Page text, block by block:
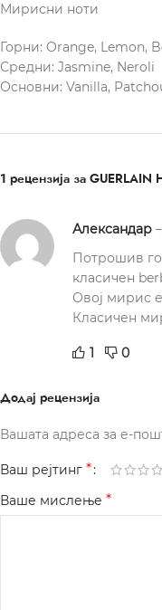
Мирисни ноти
Горни: Orange, Lemon,
Средни: Jasmine, Neroli
Основни: Vanilla,
1 рецензија за GUERLAIN
Александар –
Потрошив
класичен
Овој мирис
Класичен
1 0
Додај рецензија
Вашата адреса за е-
Ваш рејтинг *
Ваше мислење *